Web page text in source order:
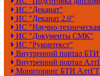
ИС "Деканат"
ИС "Деканат 2.0"
ИС "Научно-
ИС "Документы СМК"
ИС "Руконтекст"
Внутренний портал
Внутренний портал
Мониторинг БТИ